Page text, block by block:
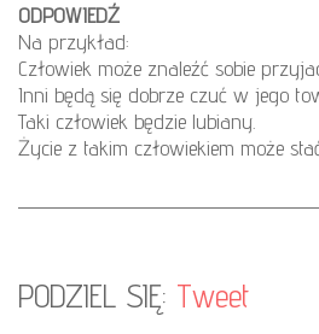
ODPOWIEDŹ
Na przykład:
Człowiek może znaleźć sobie
Inni będą się dobrze czuć w jego
Taki człowiek będzie lubiany.
Życie z takim człowiekiem może
PODZIEL SIĘ: Tweet